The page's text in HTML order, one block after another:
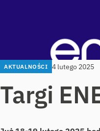
AKTUALNOŚCI 4 lutego 2025
Targi